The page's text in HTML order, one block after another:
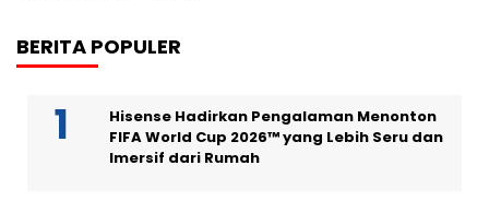
BERITA POPULER
Hisense Hadirkan Pengalaman Menonton
FIFA World Cup 2026™ yang Lebih Seru dan
Imersif dari Rumah